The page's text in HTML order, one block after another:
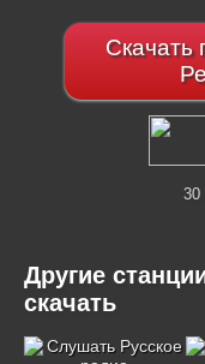
Скачать
30
Другие
скачать